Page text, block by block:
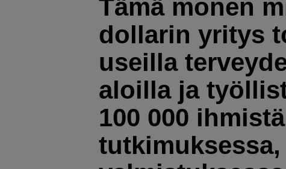
Tämä monen
dollarin yritys
useilla
aloilla ja
100 000 ihmistä
tutkimuksessa,